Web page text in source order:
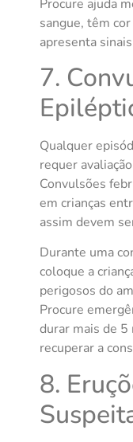
Procure ajuda
sangue, têm
apresenta
7.
Qualquer
requer
Convulsões
em crianças
assim devem
Durante uma
coloque a
perigosos do
Procure
durar mais de 5
recuperar a
8.